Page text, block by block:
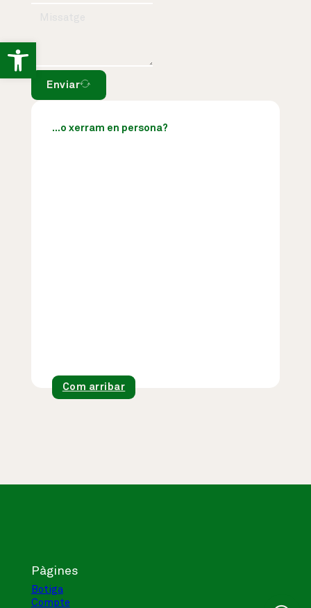
Enviar
...o xerram en persona?
Com arribar
Pàgines
Botiga
Compte
Obre la barra d'eines